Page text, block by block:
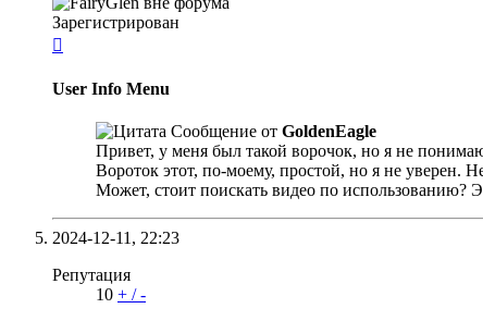
Зарегистрирован

User Info Menu
Сообщение от GoldenEagle
Привет, у меня был такой ворочок, но я не
Ворoток этот, по-моему, простой, но я не уверен.
Может, стоит поискать видео по использованию?
2024-12-11, 22:23
Репутация
10 + /-